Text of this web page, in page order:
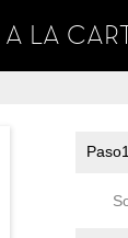
A LA